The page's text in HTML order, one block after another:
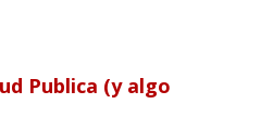
Publica (y algo